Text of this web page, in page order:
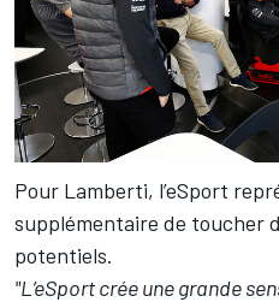
Pour Lamberti, l’eSport
supplémentaire de toucher
potentiels.
"L’eSport crée une grande